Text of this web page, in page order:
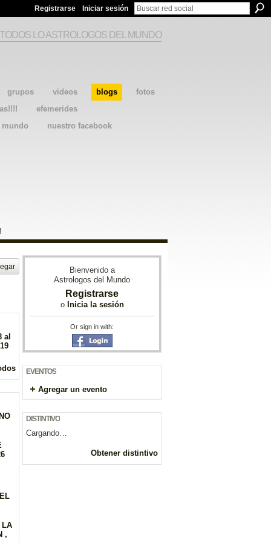
Registrarse Iniciar sesión
grupos videos blogs
fotos
efemerides
mundo
nuestro facebook
LO ASTROLOGOS DEL MUNDO
al
LA
,
Bienvenido a
Astrologos del Mundo
Registrarse
o Inicia la sesión
Or sign in with:
EVENTOS
Agregar un evento
DISTINTIVO
Cargando…
Obtener distintivo